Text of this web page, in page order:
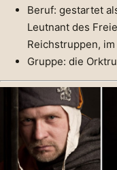
Beruf: gestartet
Leutnant des
Reichstruppen,
Gruppe: die